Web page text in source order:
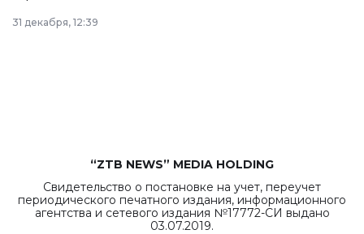
в Астане из
республиканского
31 декабря, 12:39
“ZTB NEWS” MEDIA HOLDING
Свидетельство о постановке на учет, переучет
периодического печатного издания, информационного
агентства и сетевого издания №17772-СИ выдано
03.07.2019.